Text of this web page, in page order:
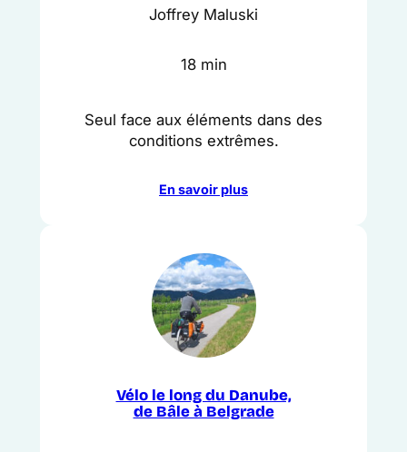
Joffrey Maluski
18 min
Seul face aux éléments dans des
conditions extrêmes.
En savoir plus
Vélo le long du Danube,
de Bâle à Belgrade